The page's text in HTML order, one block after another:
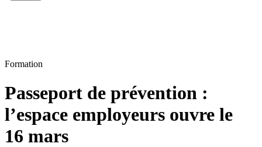
Formation
Passeport de prévention :
l’espace employeurs ouvre le
16 mars